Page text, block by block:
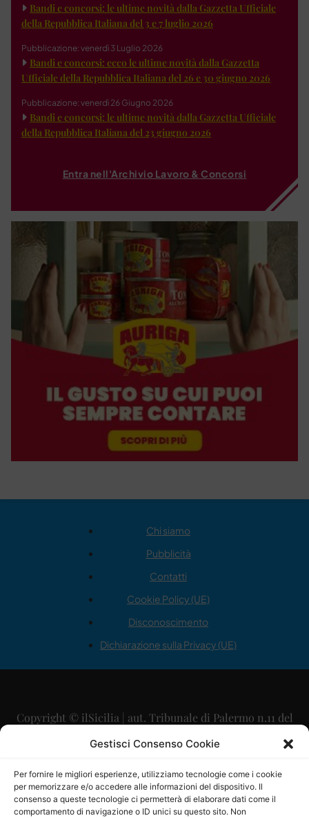
Gestisci Consenso Cookie
Per fornire le migliori esperienze, utilizziamo tecnologie come i cookie
per memorizzare e/o accedere alle informazioni del dispositivo. Il
consenso a queste tecnologie ci permetterà di elaborare dati come il
comportamento di navigazione o ID unici su questo sito. Non
Bandi e concorsi: le ultime novità dalla Gazzetta Ufficiale
della Repubblica Italiana del 3 e 7 luglio 2026
Pubblicazione: venerdì 3 Luglio 2026
Bandi e concorsi: ecco le ultime novità dalla Gazzetta
Ufficiale della Repubblica Italiana del 26 e 30 giugno 2026
Pubblicazione: venerdì 26 Giugno 2026
Bandi e concorsi: le ultime novità dalla Gazzetta Ufficiale
della Repubblica Italiana del 23 giugno 2026
Entra nell'Archivio Lavoro & Concorsi
Chi siamo
Pubblicità
Contatti
Cookie Policy (UE)
Disconoscimento
Dichiarazione sulla Privacy (UE)
Copyright © ilSicilia | aut. Tribunale di Palermo n.11 del
29/09/2015
Direttore Editoriale: Maurizio Scaglione